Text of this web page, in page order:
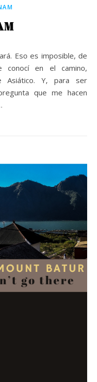
conocí en el camino,
Asiático. Y, para ser
que me hacen